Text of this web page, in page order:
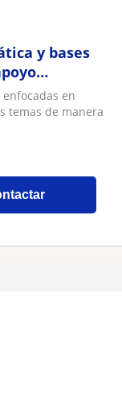
y bases
en
temas de manera